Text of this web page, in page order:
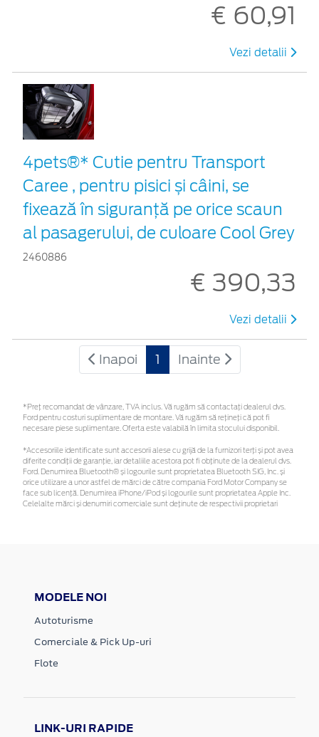
€ 60,91
Vezi detalii
4pets®* Cutie pentru Transport
Caree , pentru pisici și câini, se
fixează în siguranță pe orice scaun
al pasagerului, de culoare Cool Grey
2460886
€ 390,33
Vezi detalii
Inapoi 1 Inainte
*Preţ recomandat de vânzare, TVA inclus. Vă rugăm să contactaţi dealerul dvs.
Ford pentru costuri suplimentare de montare. Vă rugăm să rețineți că pot fi
necesare piese suplimentare. Oferta este valabilă în limita stocului disponibil.
*Accesoriile identificate sunt accesorii alese cu grijă de la furnizori terți și pot avea
diferite condiții de garanție, iar detaliile acestora pot fi obținute de la dealerul dvs.
Ford. Denumirea Bluetooth® și logourile sunt proprietatea Bluetooth SIG, Inc. și
orice utilizare a unor astfel de mărci de către compania Ford Motor Company se
face sub licență. Denumirea iPhone/iPod și logourile sunt proprietatea Apple Inc.
Celelalte mărci și denumiri comerciale sunt deținute de respectivii proprietari
MODELE NOI
Autoturisme
Comerciale & Pick Up-uri
Flote
LINK-URI RAPIDE